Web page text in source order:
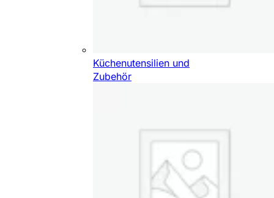
Küchenutensilien und
Zubehör